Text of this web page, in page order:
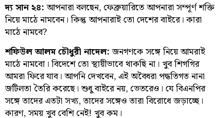
দ্য সান ২৪: আপনারা বলছেন, ফেব্রুয়ারিতে আপনারা সম্পূর্ণ শক্তি
নিয়ে মাঠে নামবেন। কিন্তু আপনারাই তো দেশের বাইরে। কারা
মাঠে নামবে?
শফিউল আলম চৌধুরী নাদেল: জনগণকে সঙ্গে নিয়ে আমরাই
মাঠে নামবো। বিদেশে তো স্থায়ীভাবে থাকছি না। খুব শিগগির
আমরা ফিরে যাব। আপনি দেখবেন, এই অবৈধরা পদ্ধতিগত নানা
জটিলতা তৈরি করেছে। শুধু বাইরে নয়, ভেতরেও। যে বিএনপির
সঙ্গে তাদের এতটা সখ্য, তাদের সঙ্গেও তারা বিরোধে জড়াচ্ছে।
কারণ, সময় খুব বেশি নেই! খুব কম।